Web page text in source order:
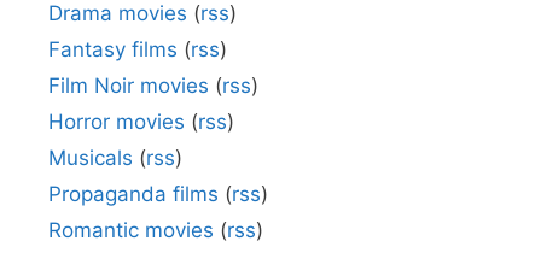
Drama movies (rss)
Fantasy films (rss)
Film Noir movies (rss)
Horror movies (rss)
Musicals (rss)
Propaganda films (rss)
Romantic movies (rss)